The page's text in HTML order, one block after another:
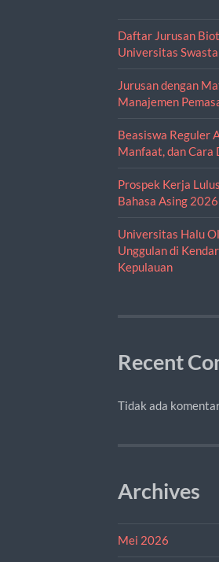
Daftar Jurusan
Universitas
Jurusan dengan
Manajemen
Beasiswa Reguler
Manfaat, dan Cara
Prospek Kerja
Bahasa Asing 2026
Universitas Halu
Unggulan di
Kepulauan
Recent
Tidak ada
Archives
Mei 2026